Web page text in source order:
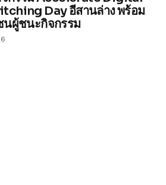
Day อีสานล่าง พร้อม
ผู้ชนะกิจกรรม